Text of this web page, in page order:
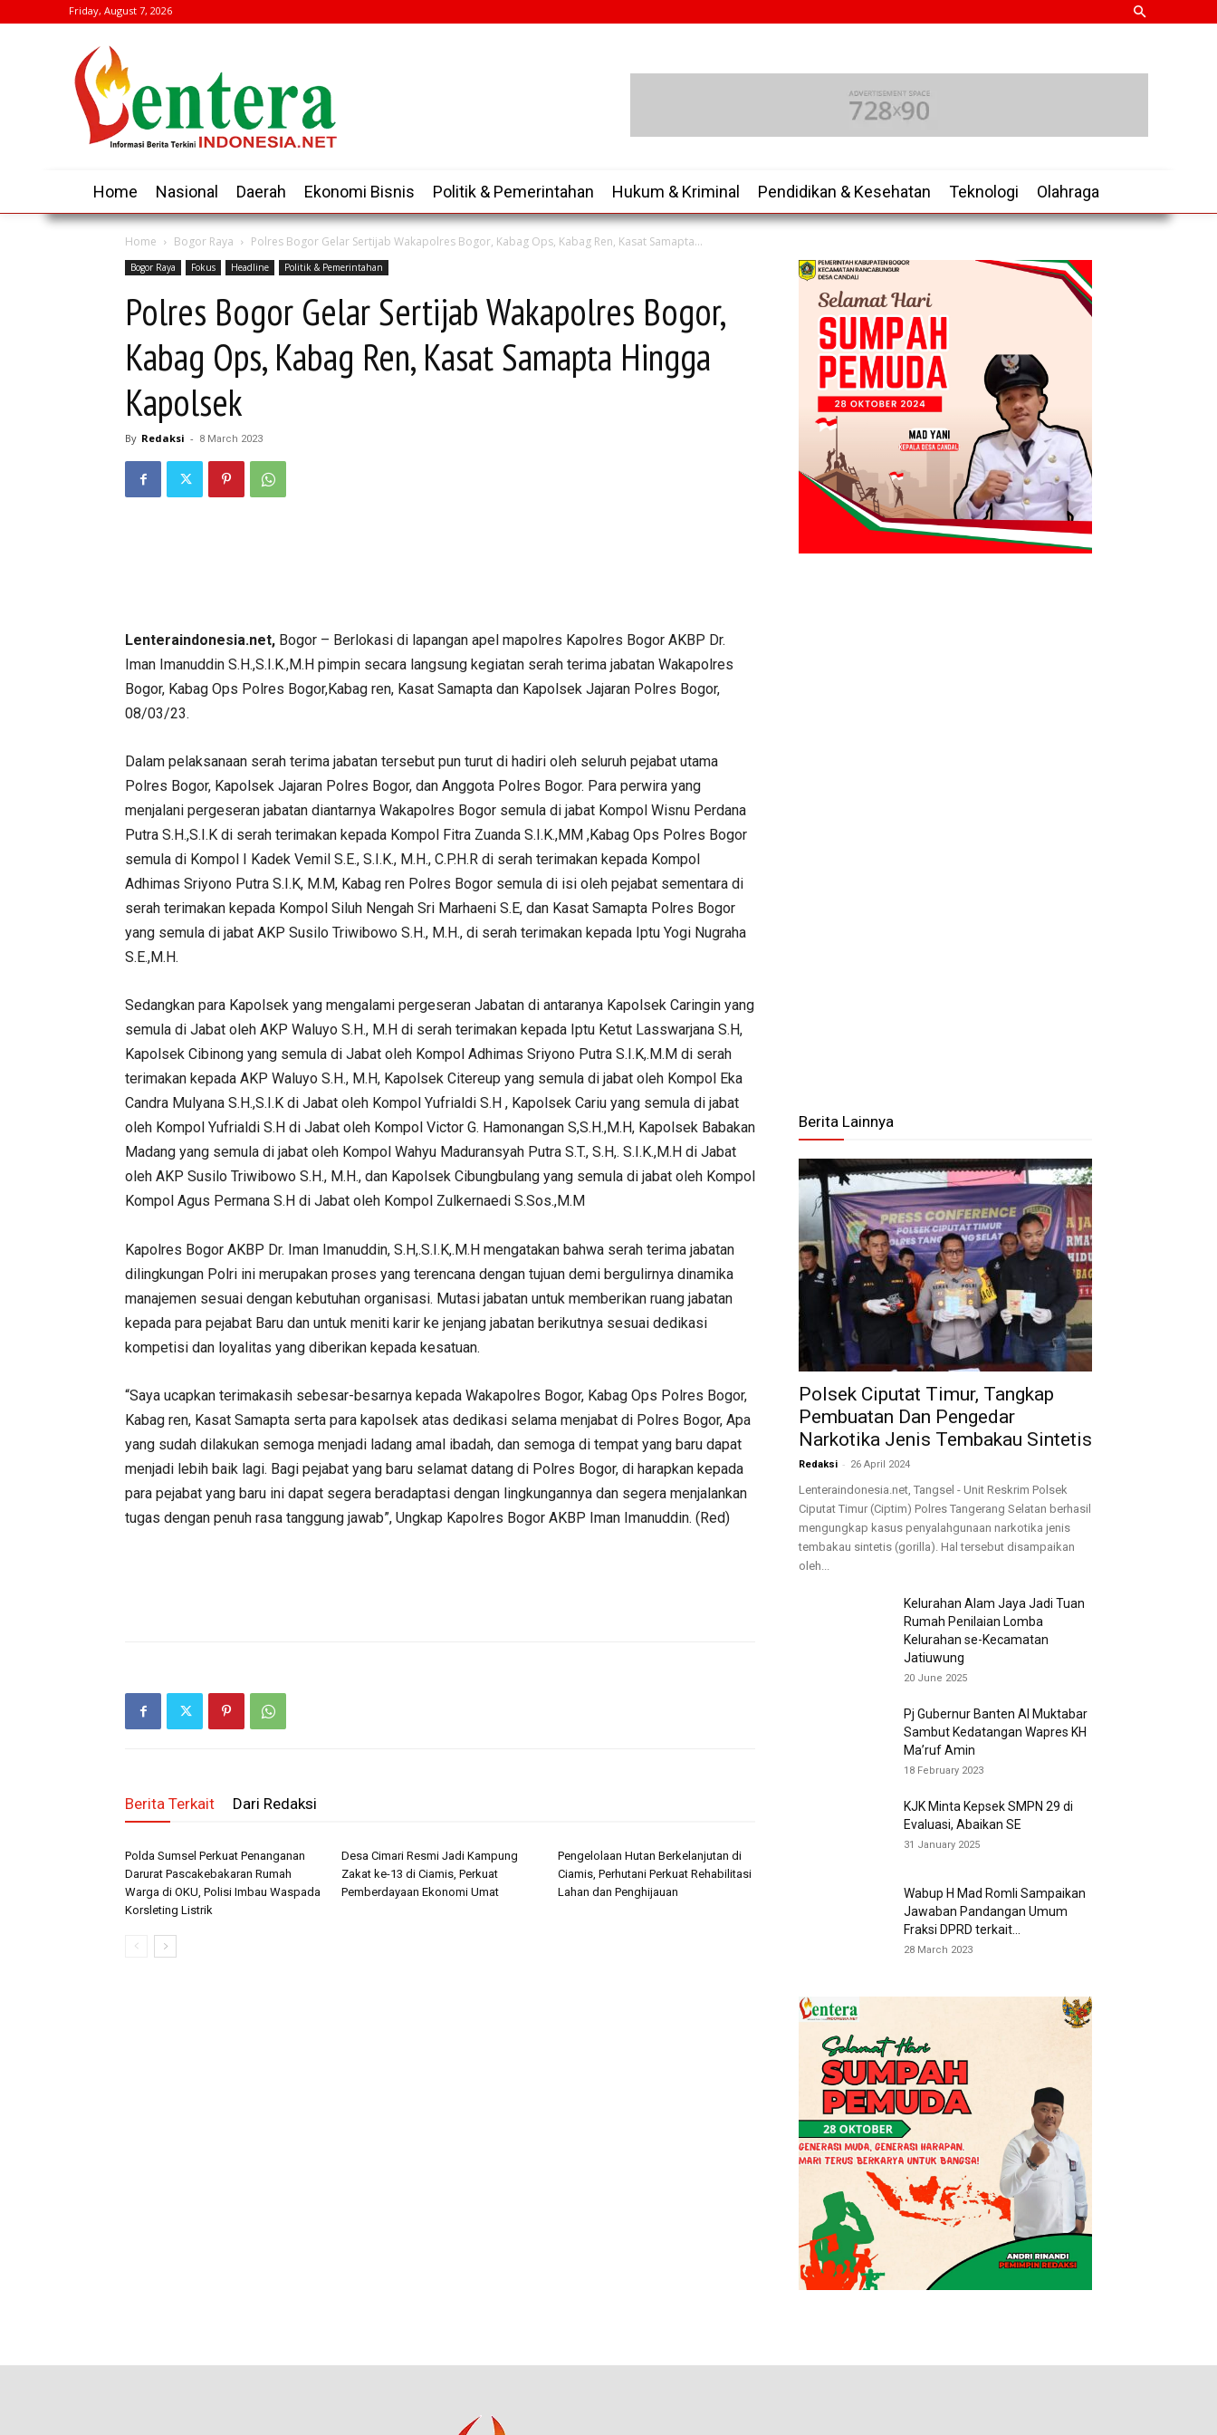
Friday, August 7, 2026
Home Nasional Daerah Ekonomi Bisnis Politik & Pemerintahan Hukum & Kriminal Pendidikan & Kesehatan Teknologi Olahraga
Home Bogor Raya Polres Bogor Gelar Sertijab Wakapolres Bogor, Kabag Ops, Kabag Ren, Kasat Samapta...
Bogor Raya Fokus Headline Politik & Pemerintahan
Polres Bogor Gelar Sertijab Wakapolres Bogor,
Kabag Ops, Kabag Ren, Kasat Samapta Hingga
Kapolsek
By Redaksi - 8 March 2023
Lenteraindonesia.net, Bogor – Berlokasi di lapangan apel mapolres Kapolres Bogor AKBP Dr.
Iman Imanuddin S.H.,S.I.K.,M.H pimpin secara langsung kegiatan serah terima jabatan Wakapolres
Bogor, Kabag Ops Polres Bogor,Kabag ren, Kasat Samapta dan Kapolsek Jajaran Polres Bogor,
08/03/23.
Dalam pelaksanaan serah terima jabatan tersebut pun turut di hadiri oleh seluruh pejabat utama
Polres Bogor, Kapolsek Jajaran Polres Bogor, dan Anggota Polres Bogor. Para perwira yang
menjalani pergeseran jabatan diantarnya Wakapolres Bogor semula di jabat Kompol Wisnu Perdana
Putra S.H.,S.I.K di serah terimakan kepada Kompol Fitra Zuanda S.I.K.,MM ,Kabag Ops Polres Bogor
semula di Kompol I Kadek Vemil S.E., S.I.K., M.H., C.P.H.R di serah terimakan kepada Kompol
Adhimas Sriyono Putra S.I.K, M.M, Kabag ren Polres Bogor semula di isi oleh pejabat sementara di
serah terimakan kepada Kompol Siluh Nengah Sri Marhaeni S.E, dan Kasat Samapta Polres Bogor
yang semula di jabat AKP Susilo Triwibowo S.H., M.H., di serah terimakan kepada Iptu Yogi Nugraha
S.E.,M.H.
Sedangkan para Kapolsek yang mengalami pergeseran Jabatan di antaranya Kapolsek Caringin yang
semula di Jabat oleh AKP Waluyo S.H., M.H di serah terimakan kepada Iptu Ketut Lasswarjana S.H,
Kapolsek Cibinong yang semula di Jabat oleh Kompol Adhimas Sriyono Putra S.I.K,.M.M di serah
terimakan kepada AKP Waluyo S.H., M.H, Kapolsek Citereup yang semula di jabat oleh Kompol Eka
Candra Mulyana S.H.,S.I.K di Jabat oleh Kompol Yufrialdi S.H , Kapolsek Cariu yang semula di jabat
oleh Kompol Yufrialdi S.H di Jabat oleh Kompol Victor G. Hamonangan S,S.H.,M.H, Kapolsek Babakan
Madang yang semula di jabat oleh Kompol Wahyu Maduransyah Putra S.T., S.H,. S.I.K.,M.H di Jabat
oleh AKP Susilo Triwibowo S.H., M.H., dan Kapolsek Cibungbulang yang semula di jabat oleh Kompol
Kompol Agus Permana S.H di Jabat oleh Kompol Zulkernaedi S.Sos.,M.M
Kapolres Bogor AKBP Dr. Iman Imanuddin, S.H,.S.I.K,.M.H mengatakan bahwa serah terima jabatan
dilingkungan Polri ini merupakan proses yang terencana dengan tujuan demi bergulirnya dinamika
manajemen sesuai dengan kebutuhan organisasi. Mutasi jabatan untuk memberikan ruang jabatan
kepada para pejabat Baru dan untuk meniti karir ke jenjang jabatan berikutnya sesuai dedikasi
kompetisi dan loyalitas yang diberikan kepada kesatuan.
“Saya ucapkan terimakasih sebesar-besarnya kepada Wakapolres Bogor, Kabag Ops Polres Bogor,
Kabag ren, Kasat Samapta serta para kapolsek atas dedikasi selama menjabat di Polres Bogor, Apa
yang sudah dilakukan semoga menjadi ladang amal ibadah, dan semoga di tempat yang baru dapat
menjadi lebih baik lagi. Bagi pejabat yang baru selamat datang di Polres Bogor, di harapkan kepada
para pejabat yang baru ini dapat segera beradaptasi dengan lingkungannya dan segera menjalankan
tugas dengan penuh rasa tanggung jawab”, Ungkap Kapolres Bogor AKBP Iman Imanuddin. (Red)
Berita Terkait Dari Redaksi
Polda Sumsel Perkuat Penanganan
Darurat Pascakebakaran Rumah
Warga di OKU, Polisi Imbau Waspada
Korsleting Listrik
Desa Cimari Resmi Jadi Kampung
Zakat ke-13 di Ciamis, Perkuat
Pemberdayaan Ekonomi Umat
Pengelolaan Hutan Berkelanjutan di
Ciamis, Perhutani Perkuat Rehabilitasi
Lahan dan Penghijauan
Berita Lainnya
Polsek Ciputat Timur, Tangkap
Pembuatan Dan Pengedar
Narkotika Jenis Tembakau Sintetis
Redaksi - 26 April 2024
Lenteraindonesia.net, Tangsel - Unit Reskrim Polsek
Ciputat Timur (Ciptim) Polres Tangerang Selatan berhasil
mengungkap kasus penyalahgunaan narkotika jenis
tembakau sintetis (gorilla). Hal tersebut disampaikan
oleh...
Kelurahan Alam Jaya Jadi Tuan
Rumah Penilaian Lomba
Kelurahan se-Kecamatan
Jatiuwung
20 June 2025
Pj Gubernur Banten Al Muktabar
Sambut Kedatangan Wapres KH
Ma’ruf Amin
18 February 2023
KJK Minta Kepsek SMPN 29 di
Evaluasi, Abaikan SE
31 January 2025
Wabup H Mad Romli Sampaikan
Jawaban Pandangan Umum
Fraksi DPRD terkait...
28 March 2023